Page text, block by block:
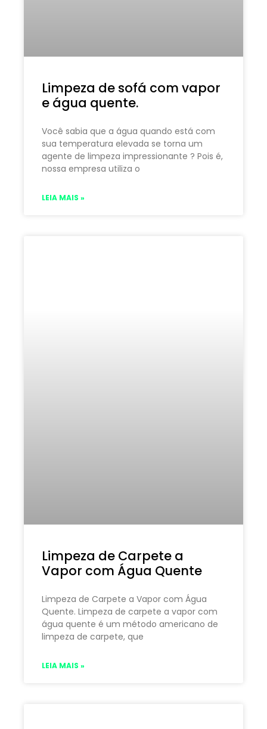
Limpeza de sofá com vapor
e água quente.
Você sabia que a água quando está com
sua temperatura elevada se torna um
agente de limpeza impressionante ? Pois é,
nossa empresa utiliza o
LEIA MAIS »
Limpeza de Carpete a
Vapor com Água Quente
Limpeza de Carpete a Vapor com Água
Quente. Limpeza de carpete a vapor com
água quente é um método americano de
limpeza de carpete, que
LEIA MAIS »